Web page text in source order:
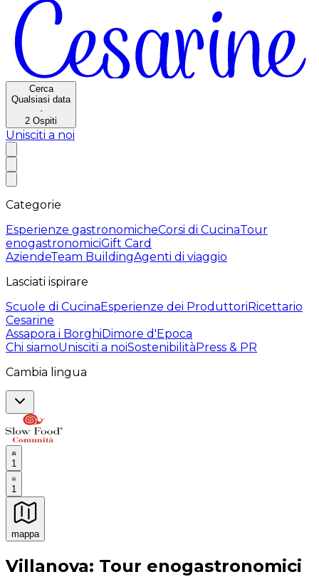
Cerca
Qualsiasi data
·
2 Ospiti
Unisciti a noi
Categorie
Esperienze gastronomicheCorsi di CucinaTour
enogastronomiciGift Card
AziendeTeam BuildingAgenti di viaggio
Lasciati ispirare
Scuole di CucinaEsperienze dei ProduttoriRicettario
Cesarine
Assapora i BorghiDimore d'Epoca
Chi siamoUnisciti a noiSostenibilitàPress & PR
Cambia lingua
1
1
mappa
Esperienze culinarie indimenticabili: Esperienze
Villanova: Tour enogastronomici